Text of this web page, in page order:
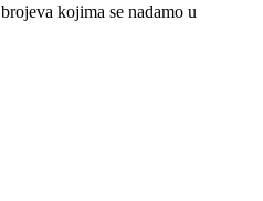
kojima se nadamo u